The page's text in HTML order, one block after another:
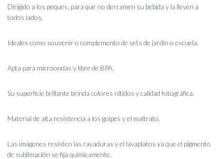
Dirigido a los peques, para que no derramen su bebida y la lleven a
todos lados.
Ideales como souvenir o complemento de sets de jardín o escuela.
Apta para microondas y libre de BPA.
Su superficie brillante brinda colores nítidos y calidad fotográfica.
Material de alta resistencia a los golpes y el maltrato.
Las imágenes resisten las rayaduras y el lavaplatos ya que el pigmento
de sublimación se fija químicamente.